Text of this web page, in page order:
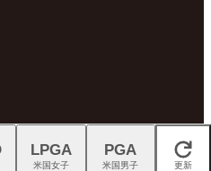
閉じる
LPGA
米国女子
PGA
米国男子 更新